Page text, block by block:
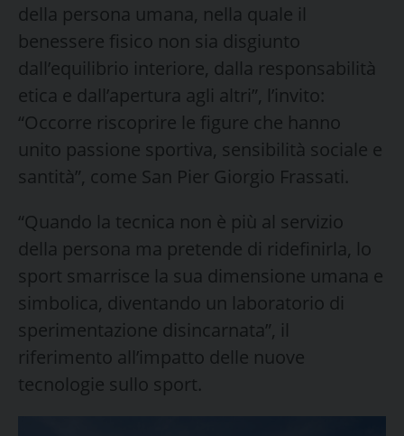
della persona umana, nella quale il
benessere fisico non sia disgiunto
dall’equilibrio interiore, dalla responsabilità
etica e dall’apertura agli altri”, l’invito:
“Occorre riscoprire le figure che hanno
unito passione sportiva, sensibilità sociale e
santità”, come San Pier Giorgio Frassati.
“Quando la tecnica non è più al servizio
della persona ma pretende di ridefinirla, lo
sport smarrisce la sua dimensione umana e
simbolica, diventando un laboratorio di
sperimentazione disincarnata”, il
riferimento all’impatto delle nuove
tecnologie sullo sport.